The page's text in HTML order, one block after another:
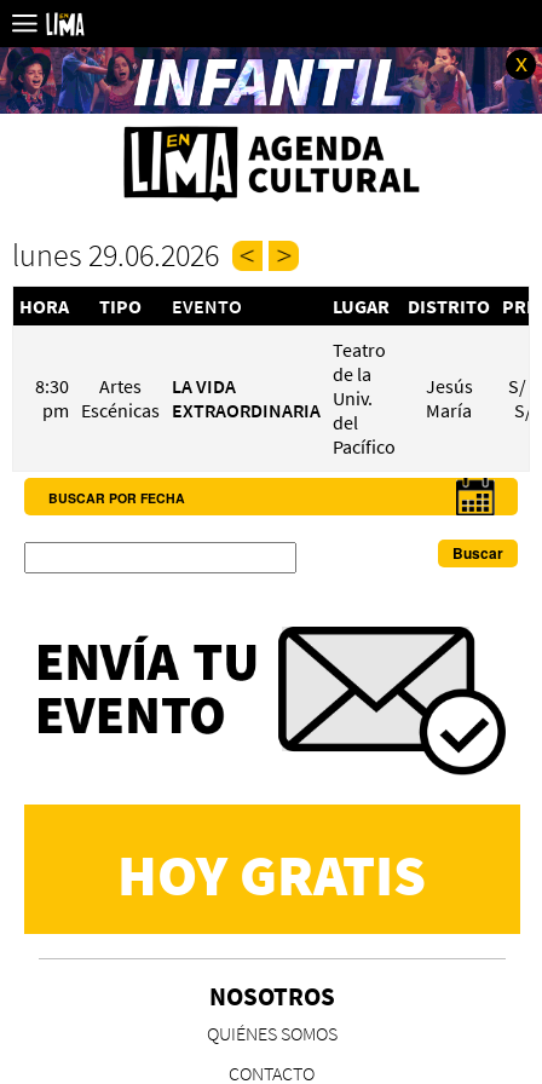
x
lunes 29.06.2026
HORA TIPO EVENTO LUGAR DISTRITO
8:30
pm
Artes
Escénicas
LA VIDA
EXTRAORDINARIA
Teatro
de la
Univ.
del
Pacífico
Jesús
María
S/
S/
BUSCAR POR FECHA
HOY GRATIS
NOSOTROS
QUIÉNES SOMOS
CONTACTO